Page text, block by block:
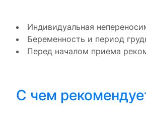
Индивидуальная
Беременность и период
Перед началом приема
С чем